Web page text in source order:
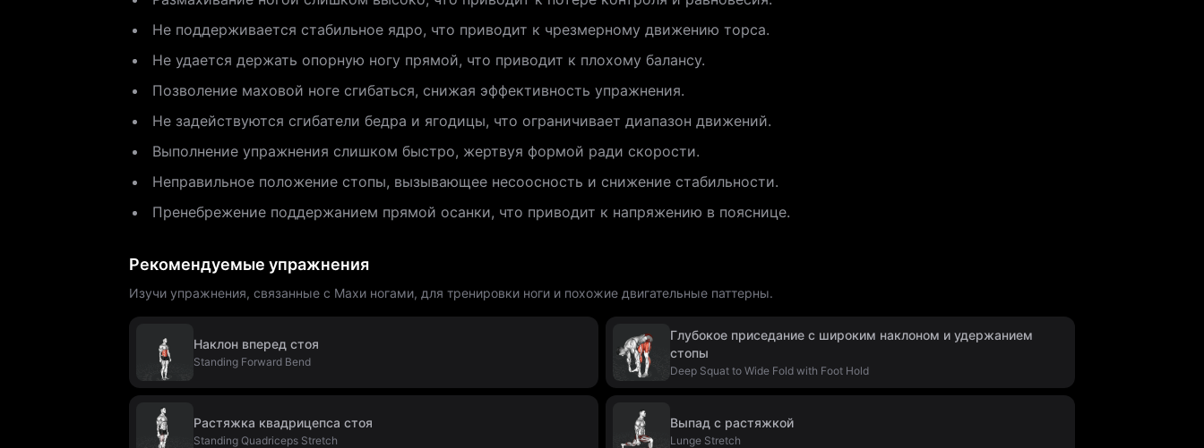
Не поддерживается стабильное ядро, что приводит к чрезмерному движению торса.
Не удается держать опорную ногу прямой, что приводит к плохому балансу.
Позволение маховой ноге сгибаться, снижая эффективность упражнения.
Не задействуются сгибатели бедра и ягодицы, что ограничивает диапазон движений.
Выполнение упражнения слишком быстро, жертвуя формой ради скорости.
Неправильное положение стопы, вызывающее несоосность и снижение стабильности.
Пренебрежение поддержанием прямой осанки, что приводит к напряжению в пояснице.
Рекомендуемые упражнения
Изучи упражнения, связанные с Махи ногами, для тренировки ноги и похожие двигательные паттерны.
Наклон вперед стоя
Standing Forward Bend
Глубокое приседание с широким наклоном и удержанием
стопы
Deep Squat to Wide Fold with Foot Hold
Растяжка квадрицепса стоя
Standing Quadriceps Stretch
Выпад с растяжкой
Lunge Stretch